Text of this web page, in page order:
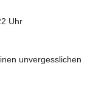
Uhr
unvergesslichen